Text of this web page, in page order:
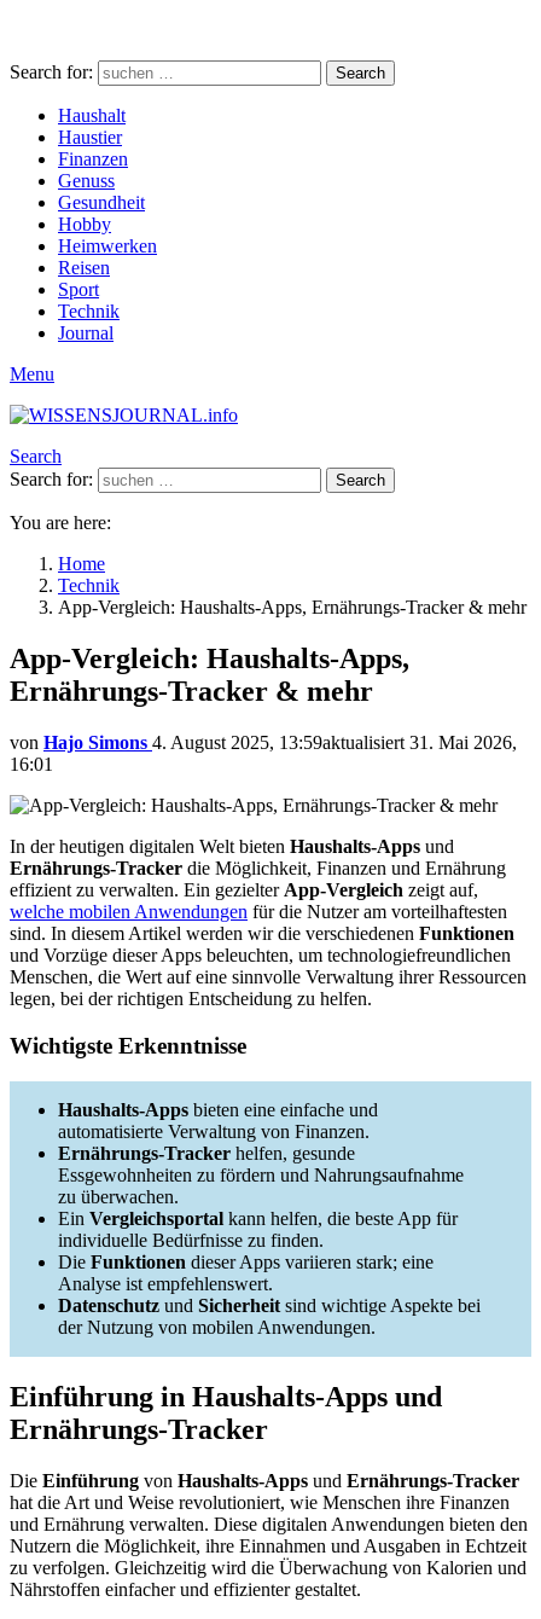
Search for: Search
Haushalt
Haustier
Finanzen
Genuss
Gesundheit
Hobby
Heimwerken
Reisen
Sport
Technik
Journal
Menu
Search
Search for:
Search
You are here:
Home
Technik
App-Vergleich: Haushalts-Apps, Ernährungs-Tracker & mehr
App-Vergleich: Haushalts-Apps,
Ernährungs-Tracker & mehr
von Hajo Simons 4. August 2025, 13:59aktualisiert 31. Mai 2026,
16:01
In der heutigen digitalen Welt bieten Haushalts-Apps und
Ernährungs-Tracker die Möglichkeit, Finanzen und Ernährung
effizient zu verwalten. Ein gezielter App-Vergleich zeigt auf,
welche mobilen Anwendungen für die Nutzer am vorteilhaftesten
sind. In diesem Artikel werden wir die verschiedenen Funktionen
und Vorzüge dieser Apps beleuchten, um technologiefreundlichen
Menschen, die Wert auf eine sinnvolle Verwaltung ihrer Ressourcen
legen, bei der richtigen Entscheidung zu helfen.
Wichtigste Erkenntnisse
Haushalts-Apps bieten eine einfache und
automatisierte Verwaltung von Finanzen.
Ernährungs-Tracker helfen, gesunde
Essgewohnheiten zu fördern und Nahrungsaufnahme
zu überwachen.
Ein Vergleichsportal kann helfen, die beste App für
individuelle Bedürfnisse zu finden.
Die Funktionen dieser Apps variieren stark; eine
Analyse ist empfehlenswert.
Datenschutz und Sicherheit sind wichtige Aspekte bei
der Nutzung von mobilen Anwendungen.
Einführung in Haushalts-Apps und
Ernährungs-Tracker
Die Einführung von Haushalts-Apps und Ernährungs-Tracker
hat die Art und Weise revolutioniert, wie Menschen ihre Finanzen
und Ernährung verwalten. Diese digitalen Anwendungen bieten den
Nutzern die Möglichkeit, ihre Einnahmen und Ausgaben in Echtzeit
zu verfolgen. Gleichzeitig wird die Überwachung von Kalorien und
Nährstoffen einfacher und effizienter gestaltet.